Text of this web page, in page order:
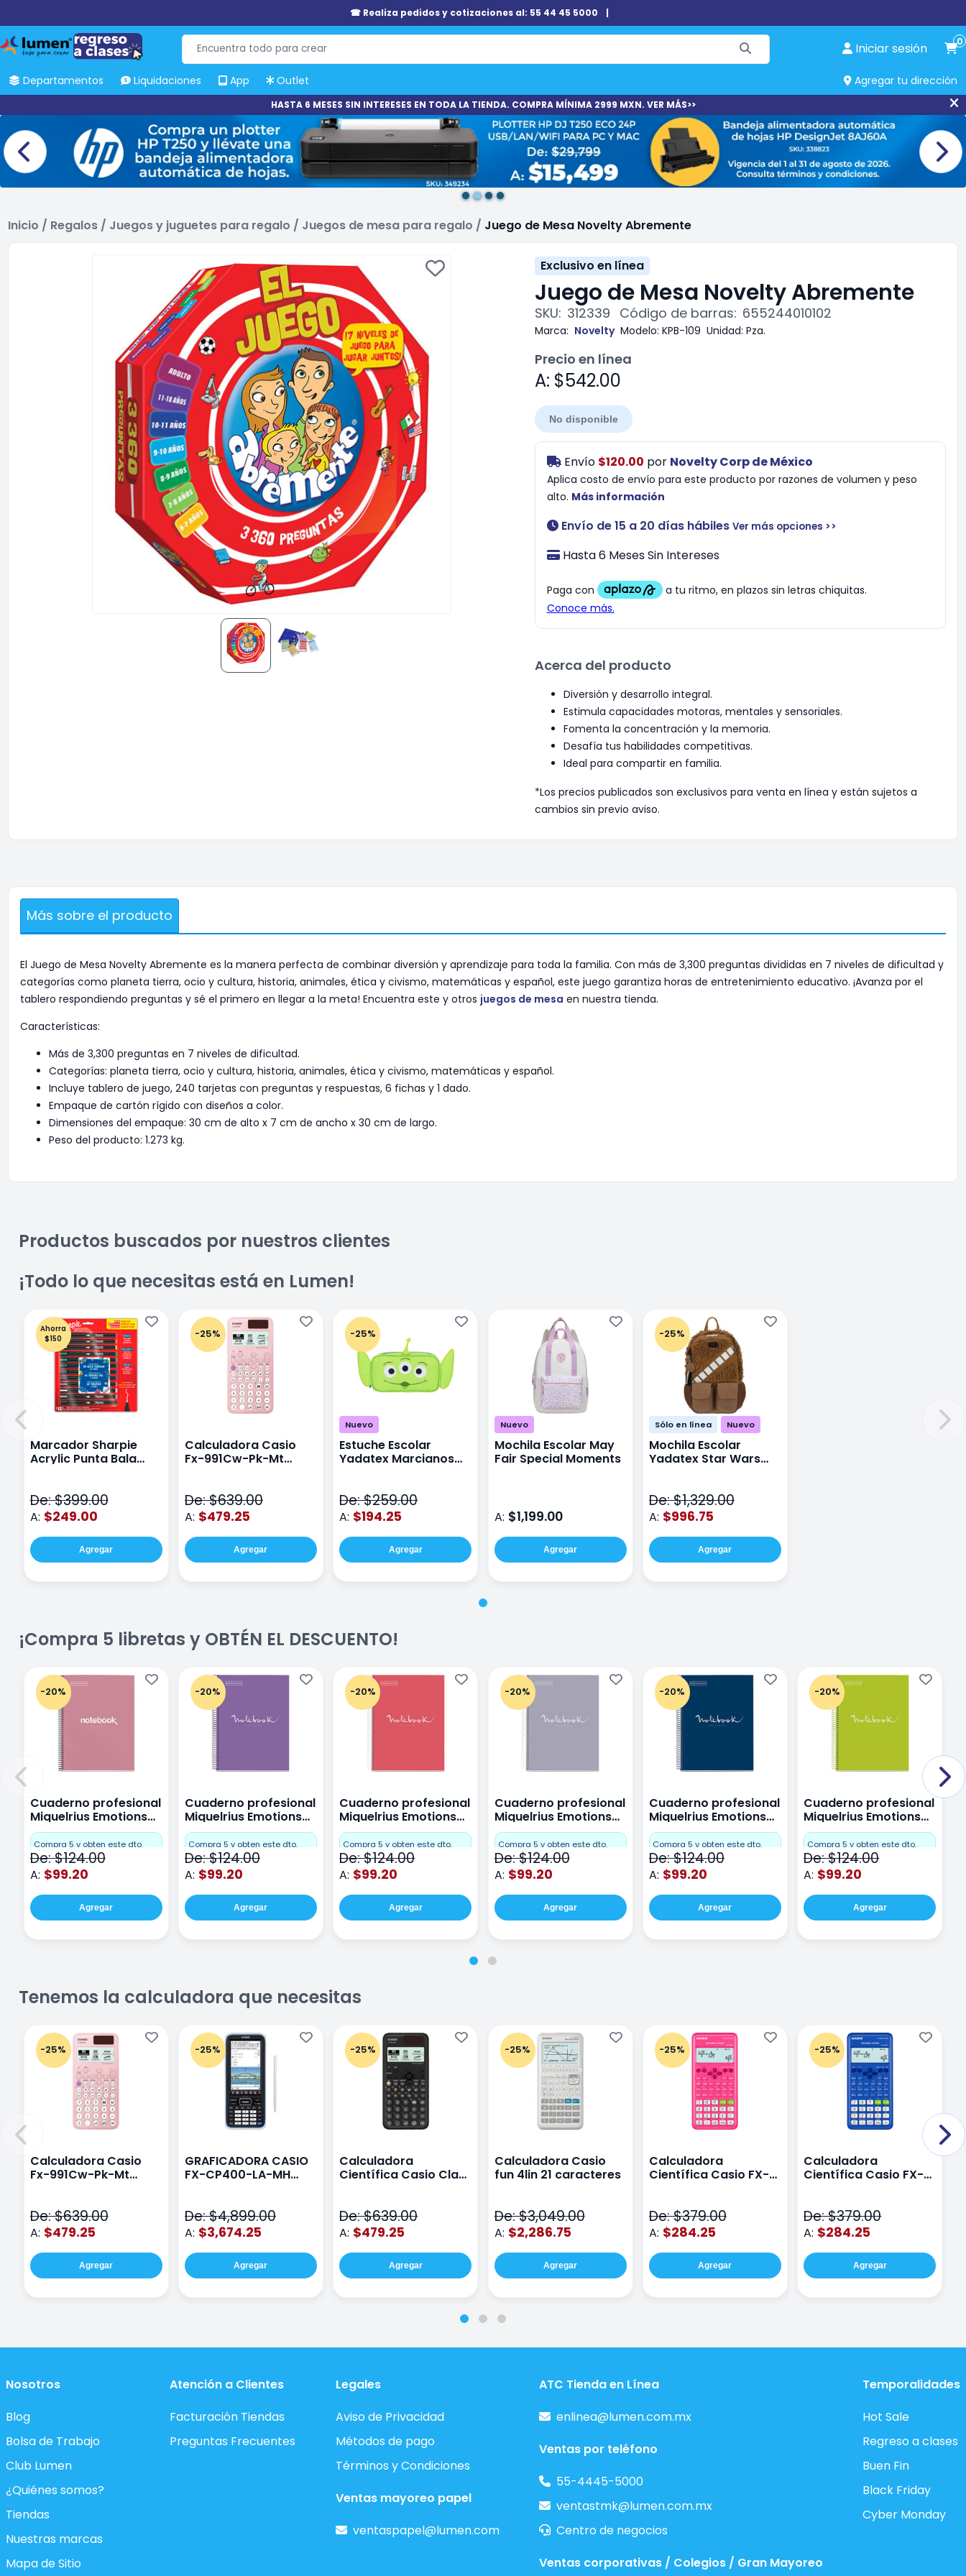
☎ Realiza pedidos y cotizaciones al: 55 44 45 5000 |
Iniciar sesión 0
Departamentos Liquidaciones App Outlet Agregar tu dirección
HASTA 6 MESES SIN INTERESES EN TODA LA TIENDA. COMPRA MÍNIMA 2999 MXN. VER MÁS>>
Inicio / Regalos / Juegos y juguetes para regalo / Juegos de mesa para regalo / Juego de Mesa Novelty Abremente
Exclusivo en línea
Juego de Mesa Novelty Abremente
SKU: 312339 Código de barras: 655244010102
Marca: Novelty Modelo: KPB-109 Unidad: Pza.
Precio en línea
A: $542.00
No disponible
Envío $120.00 por Novelty Corp de México
Aplica costo de envío para este producto por razones de volumen y peso
alto. Más información
Envío de 15 a 20 días hábiles Ver más opciones >>
Hasta 6 Meses Sin Intereses
Acerca del producto
Diversión y desarrollo integral.
Estimula capacidades motoras, mentales y sensoriales.
Fomenta la concentración y la memoria.
Desafía tus habilidades competitivas.
Ideal para compartir en familia.
*Los precios publicados son exclusivos para venta en línea y están sujetos a
cambios sin previo aviso.
Más sobre el producto
El Juego de Mesa Novelty Abremente es la manera perfecta de combinar diversión y aprendizaje para toda la familia. Con más de 3,300 preguntas divididas en 7 niveles de dificultad y
categorías como planeta tierra, ocio y cultura, historia, animales, ética y civismo, matemáticas y español, este juego garantiza horas de entretenimiento educativo. ¡Avanza por el
tablero respondiendo preguntas y sé el primero en llegar a la meta! Encuentra este y otros juegos de mesa en nuestra tienda.
Características:
Más de 3,300 preguntas en 7 niveles de dificultad.
Categorías: planeta tierra, ocio y cultura, historia, animales, ética y civismo, matemáticas y español.
Incluye tablero de juego, 240 tarjetas con preguntas y respuestas, 6 fichas y 1 dado.
Empaque de cartón rígido con diseños a color.
Dimensiones del empaque: 30 cm de alto x 7 cm de ancho x 30 cm de largo.
Peso del producto: 1.273 kg.
Productos buscados por nuestros clientes
¡Todo lo que necesitas está en Lumen!
Ahorra
$150
Marcador Sharpie
Acrylic Punta Bala
De: $399.00
A: $249.00
Agregar
-25%
Calculadora Casio
Fx-991Cw-Pk-Mt
De: $639.00
A: $479.25
Agregar
-25%
Nuevo
Estuche Escolar
Yadatex Marcianos
De: $259.00
A: $194.25
Agregar
Nuevo
Mochila Escolar May
Fair Special Moments
A: $1,199.00
Agregar
-25%
Sólo en línea Nuevo
Mochila Escolar
Yadatex Star Wars
De: $1,329.00
A: $996.75
Agregar
¡Compra 5 libretas y OBTÉN EL DESCUENTO!
-20%
Cuaderno profesional
Miquelrius Emotions
Cuadro Chico 80
hojas Rosa
Compra 5 y obten este dto.
De: $124.00
A: $99.20
Agregar
-20%
Cuaderno profesional
Miquelrius Emotions
raya 80 hojas Purpura
Compra 5 y obten este dto.
De: $124.00
A: $99.20
Agregar
-20%
Cuaderno profesional
Miquelrius Emotions
raya 80 hojas Coral
Compra 5 y obten este dto.
De: $124.00
A: $99.20
Agregar
-20%
Cuaderno profesional
Miquelrius Emotions
raya 80 hojas Gris
Compra 5 y obten este dto.
De: $124.00
A: $99.20
Agregar
-20%
Cuaderno profesional
Miquelrius Emotions
Dots 80 hojas
Compra 5 y obten este dto.
De: $124.00
A: $99.20
Agregar
-20%
Cuaderno profesional
Miquelrius Emotions
Dots 80 hojas Lima
Compra 5 y obten este dto.
De: $124.00
A: $99.20
Agregar
Tenemos la calculadora que necesitas
-25%
Calculadora Casio
Fx-991Cw-Pk-Mt
De: $639.00
A: $479.25
Agregar
-25%
GRAFICADORA CASIO
FX-CP400-LA-MH
De: $4,899.00
A: $3,674.25
Agregar
-25%
Calculadora
Científica Casio Class
De: $639.00
A: $479.25
Agregar
-25%
Calculadora Casio
fun 4lin 21 caracteres
De: $3,049.00
A: $2,286.75
Agregar
-25%
Calculadora
Científica Casio FX-
De: $379.00
A: $284.25
Agregar
-25%
Calculadora
Científica Casio FX-
De: $379.00
A: $284.25
Agregar
Nosotros
Blog
Bolsa de Trabajo
Club Lumen
¿Quiénes somos?
Tiendas
Nuestras marcas
Mapa de Sitio
Atención a Clientes
Facturación Tiendas
Preguntas Frecuentes
Legales
Aviso de Privacidad
Métodos de pago
Términos y Condiciones
Ventas mayoreo papel
ventaspapel@lumen.com
ATC Tienda en Línea
enlinea@lumen.com.mx
Ventas por teléfono
55-4445-5000
ventastmk@lumen.com.mx
Centro de negocios
Ventas corporativas / Colegios / Gran Mayoreo
Temporalidades
Hot Sale
Regreso a clases
Buen Fin
Black Friday
Cyber Monday